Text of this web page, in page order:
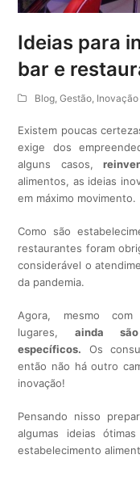
Ideias para
bar e
Blog,Gestão, Inovação
Existem poucas
exige dos
alguns casos,
alimentos, as ideias
em máximo movimento.
Como são
restaurantes foram
considerável o
da pandemia.
Agora, mesmo
lugares,ainda
específicos. Os
então não há outro
inovação!
Pensando nisso
algumas ideias
estabelecimento